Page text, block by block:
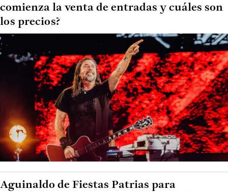
comienza la venta de entradas y cuáles son
los precios?
Aguinaldo de Fiestas Patrias para